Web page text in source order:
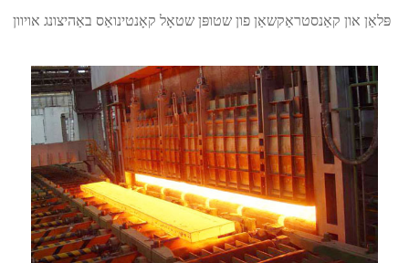
פּלאַן און קאַנסטראַקשאַן פון שטופּן שטאָל קאָנטינואַס באַהיצונג אויוון